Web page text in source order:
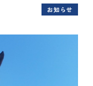
お知らせ